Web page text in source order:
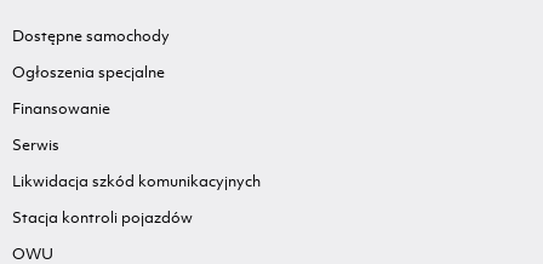
Dostępne samochody
Ogłoszenia specjalne
Finansowanie
Serwis
Likwidacja szkód komunikacyjnych
Stacja kontroli pojazdów
OWU